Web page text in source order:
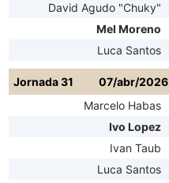
David Agudo "Chuky"
Mel Moreno
Luca Santos
Jornada 31
07/abr/2026
Marcelo Habas
Ivo Lopez
Ivan Taub
Luca Santos